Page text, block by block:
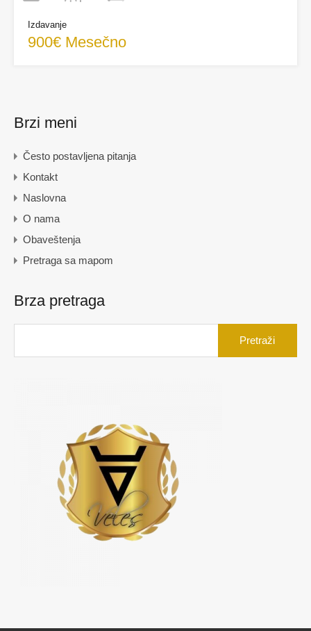
Izdavanje
900€ Mesečno
Brzi meni
Često postavljena pitanja
Kontakt
Naslovna
O nama
Obaveštenja
Pretraga sa mapom
Brza pretraga